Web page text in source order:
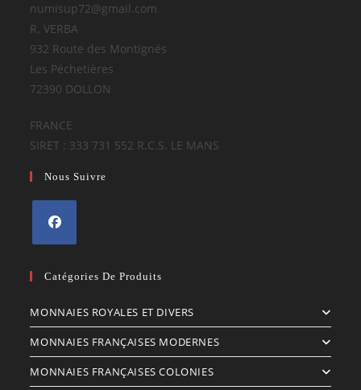
numisup72@gmail.com
R. VERBA
932 Route des Montignés
Les Péchetières
72390 DOLLON
FRANCE
SIRET : 333 731 552 R.C.S. LE MANS
Nous Suivre
dans
nouvel
Catégories De Produits
MONNAIES ROYALES ET DIVERS
MONNAIES FRANÇAISES MODERNES
MONNAIES FRANÇAISES COLONIES